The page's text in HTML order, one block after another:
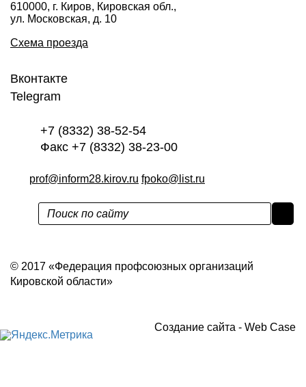
610000, г. Киров, Кировская обл.,
ул. Московская, д. 10
Схема проезда
Вконтакте
Telegram
+7 (8332) 38-52-54
Факс +7 (8332) 38-23-00
prof@inform28.kirov.ru fpoko@list.ru
© 2017 «Федерация профсоюзных организаций
Кировской области»
Создание сайта - Web Case